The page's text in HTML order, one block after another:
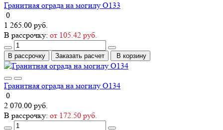
Гранитная ограда на могилу О133
0
1 265.00 руб.
В рассрочку: от 105.42 руб.
В рассрочку Заказать расчет В корзину
Гранитная ограда на могилу О134
0
2 070.00 руб.
В рассрочку: от 172.50 руб.